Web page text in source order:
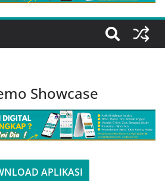
Showcase
APLIKASI